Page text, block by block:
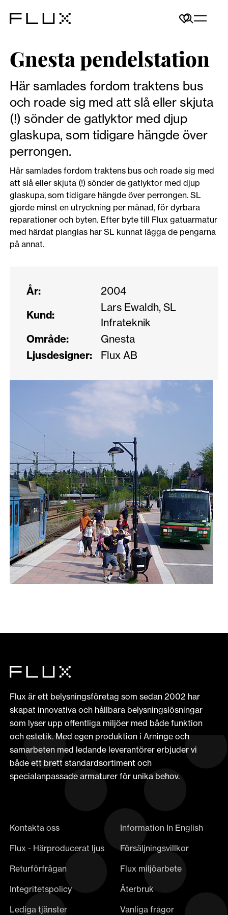
Gnesta pendelstation
Här samlades fordom traktens bus
och roade sig med att slå eller skjuta
(!) sönder de gatlyktor med djup
glaskupa, som tidigare hängde över
perrongen.
Här samlades fordom traktens bus och roade sig med
att slå eller skjuta (!) sönder de gatlyktor med djup
glaskupa, som tidigare hängde över perrongen. SL
gjorde minst en utryckning per månad, för dyrbara
reparationer och byten. Efter byte till Flux gatuarmatur
med härdat planglas har SL kunnat lägga de pengarna
på annat.
År:
2004
Kund:
Lars Ewaldh, SL
Infrateknik
Område:
Gnesta
Ljusdesigner:
Flux AB
Flux är ett belysningsföretag som sedan 2002 har
skapat innovativa och hållbara belysningslösningar
som lyser upp offentliga miljöer med både funktion
och estetik. Med egen produktion i Arninge och
samarbeten med ledande leverantörer erbjuder vi
både ett brett standardsortiment och
specialanpassade armaturer för unika behov.
Kontakta oss
Information In English
Flux - Härproducerat ljus
Försäljningsvillkor
Returförfrågan
Flux miljöarbete
Integritetspolicy
Återbruk
Lediga tjänster
Vanliga frågor